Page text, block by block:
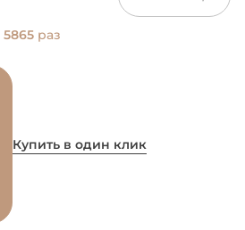
5865 раз
Купить в один клик